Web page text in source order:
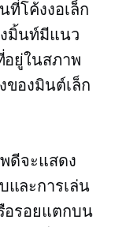
ที่โค้งงอเล็ก
มิ้นท์มีแนว
อยู่ในสภาพ
ของมินต์เล็ก
ดีจะแสดง
ละการเล่น
อรอยแตกบน